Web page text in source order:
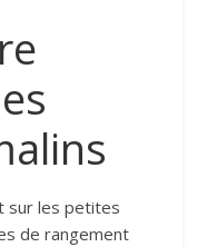
sur les petites
de rangement